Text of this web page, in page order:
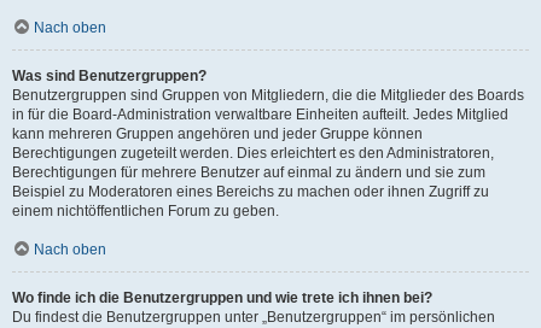
Nach oben
Was sind Benutzergruppen?
Benutzergruppen sind Gruppen von Mitgliedern, die die Mitglieder des Boards
in für die Board-Administration verwaltbare Einheiten aufteilt. Jedes Mitglied
kann mehreren Gruppen angehören und jeder Gruppe können
Berechtigungen zugeteilt werden. Dies erleichtert es den Administratoren,
Berechtigungen für mehrere Benutzer auf einmal zu ändern und sie zum
Beispiel zu Moderatoren eines Bereichs zu machen oder ihnen Zugriff zu
einem nichtöffentlichen Forum zu geben.
Nach oben
Wo finde ich die Benutzergruppen und wie trete ich ihnen bei?
Du findest die Benutzergruppen unter „Benutzergruppen“ im persönlichen